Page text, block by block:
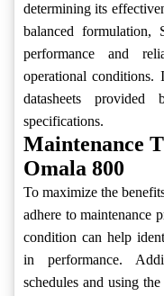
determining its
balanced formulation,
performance and
operational conditions.
datasheets
specifications.
Maintenance
Omala 800
To maximize the
adhere to maintenance
condition can help
in performance.
schedules and using